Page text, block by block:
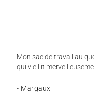
Mon sac de travail au
qui vieillit
- Margaux